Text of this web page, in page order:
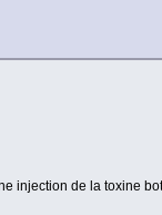
de la toxine